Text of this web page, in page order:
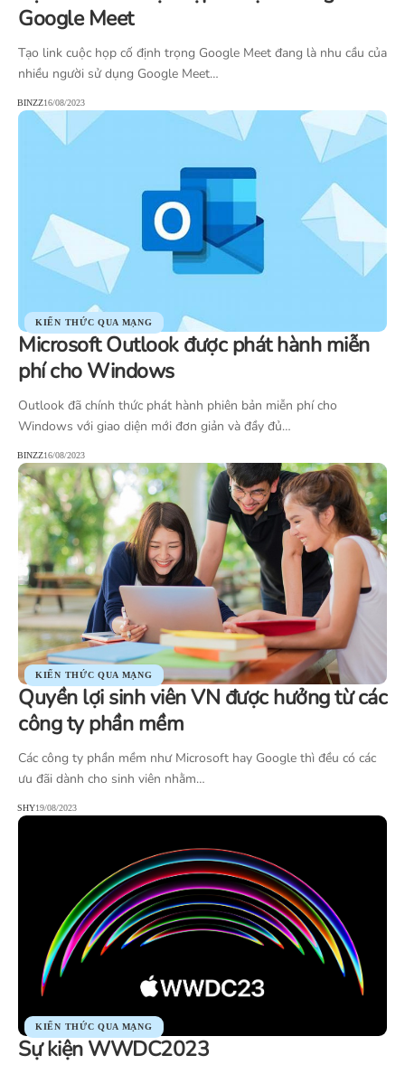
Google Meet
Tạo link cuộc họp cố định trọng Google Meet đang là nhu cầu của
nhiều người sử dụng Google Meet…
BINZZ16/08/2023
KIẾN THỨC QUA MẠNG
Microsoft Outlook được phát hành miễn
phí cho Windows
Outlook đã chính thức phát hành phiên bản miễn phí cho
Windows với giao diện mới đơn giản và đầy đủ…
BINZZ16/08/2023
KIẾN THỨC QUA MẠNG
Quyền lợi sinh viên VN được hưởng từ các
công ty phần mềm
Các công ty phần mềm như Microsoft hay Google thì đều có các
ưu đãi dành cho sinh viên nhằm…
SHY19/08/2023
KIẾN THỨC QUA MẠNG
Sự kiện WWDC2023